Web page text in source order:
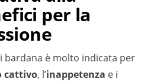
per la
bardana è molto indicata per
cattivo, l’inappetenza e i